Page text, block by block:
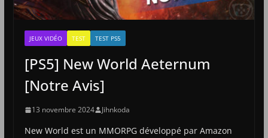
JEUX VIDÉO TEST TEST PS5
[PS5] New World Aeternum
[Notre Avis]
13 novembre 2024 Jihnkoda
New World est un MMORPG développé par Amazon